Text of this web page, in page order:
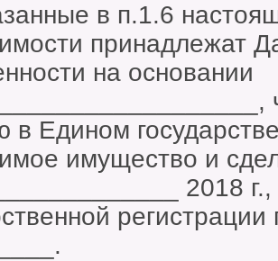
в п.1.6
принадлежат
на основании
в Едином
имущество и
2018 г.,